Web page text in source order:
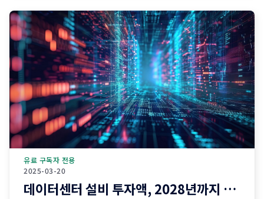
동로봇 등과 결합되면서 AI가 물리적
2025-03-20
유료 구독자 전용
데이터센터 설비 투자액, 2028년까지 1조달러 돌파